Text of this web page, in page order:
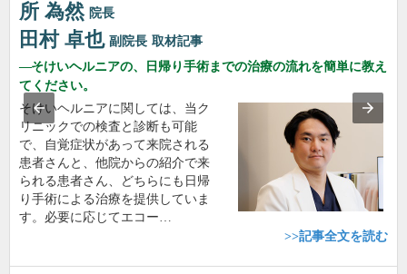
所 為然 院長
田村 卓也 副院長 取材記事
そけいヘルニアの、日帰り手術までの治療の流れを簡単に教え
てください。
そけいヘルニアに関しては、当ク
リニックでの検査と診断も可能
で、自覚症状があって来院される
患者さんと、他院からの紹介で来
られる患者さん、どちらにも日帰
り手術による治療を提供していま
す。必要に応じてエコー…
>>記事全文を読む